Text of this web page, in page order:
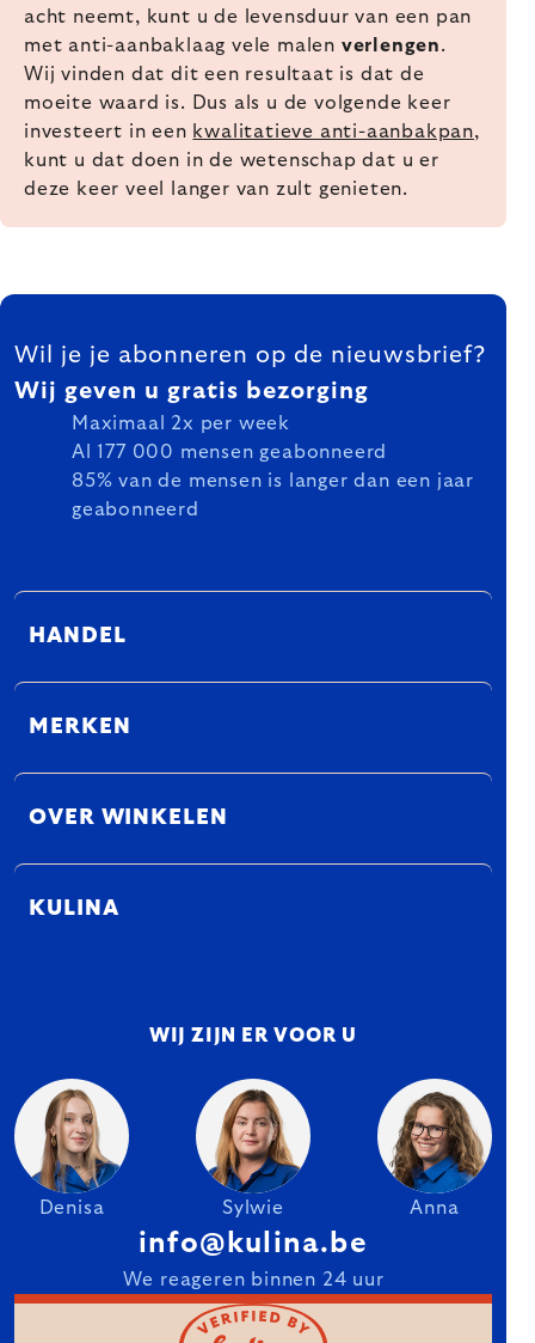
acht neemt, kunt u de levensduur van een pan
met anti-aanbaklaag vele malen verlengen.
Wij vinden dat dit een resultaat is dat de
moeite waard is. Dus als u de volgende keer
investeert in een kwalitatieve anti-aanbakpan,
kunt u dat doen in de wetenschap dat u er
deze keer veel langer van zult genieten.
FOOTER
Wil je je abonneren op de nieuwsbrief?
Wij geven u gratis bezorging
Maximaal 2x per week
Al 177 000 mensen geabonneerd
85% van de mensen is langer dan een jaar
geabonneerd
HANDEL
MERKEN
OVER WINKELEN
KULINA
WIJ ZIJN ER VOOR U
Denisa Sylwie Anna
info@kulina.be
We reageren binnen 24 uur